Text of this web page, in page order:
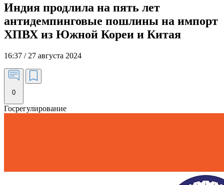
Индия продлила на пять лет
антидемпинговые пошлины на импорт
ХПВХ из Южной Кореи и Китая
16:37 / 27 августа 2024
0